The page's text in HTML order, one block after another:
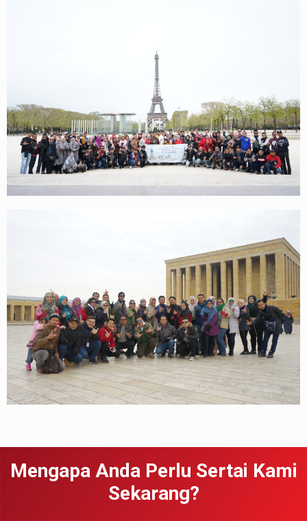
Mengapa Anda Perlu Sertai Kami
Sekarang?